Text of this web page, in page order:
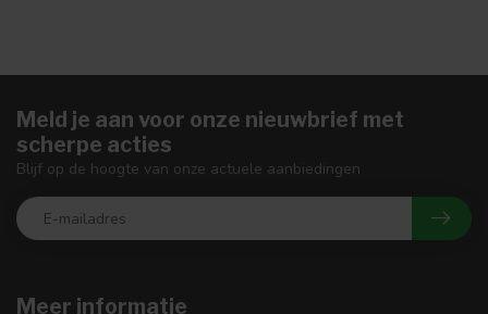
Meer informatie
Meld je aan voor onze nieuwbrief met
scherpe acties
Blijf op de hoogte van onze actuele aanbiedingen